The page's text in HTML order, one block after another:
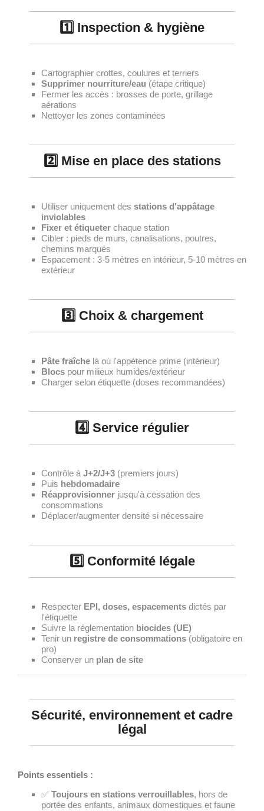
1️⃣ Inspection & hygiène
Cartographier crottes, coulures et terriers
Supprimer nourriture/eau (étape critique)
Fermer les accès : brosses de porte, grillage
aérations
Nettoyer les zones contaminées
2️⃣ Mise en place des stations
Utiliser uniquement des stations d'appâtage
inviolables
Fixer et étiqueter chaque station
Cibler : pieds de murs, canalisations, poutres,
chemins marqués
Espacement : 3-5 mètres en intérieur, 5-10 mètres en
extérieur
3️⃣ Choix & chargement
Pâte fraîche là où l'appétence prime (intérieur)
Blocs pour milieux humides/extérieur
Charger selon étiquette (doses recommandées)
4️⃣ Service régulier
Contrôle à J+2/J+3 (premiers jours)
Puis hebdomadaire
Réapprovisionner jusqu'à cessation des
consommations
Déplacer/augmenter densité si nécessaire
5️⃣ Conformité légale
Respecter EPI, doses, espacements dictés par
l'étiquette
Suivre la réglementation biocides (UE)
Tenir un registre de consommations (obligatoire en
pro)
Conserver un plan de site
Sécurité, environnement et cadre
légal
Points essentiels :
✅ Toujours en stations verrouillables, hors de
portée des enfants, animaux domestiques et faune